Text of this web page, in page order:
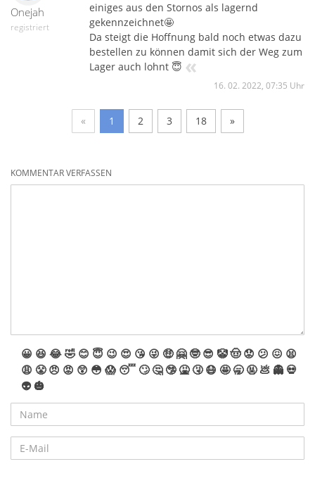
Onejah
registriert
einiges aus den Stornos als lagernd
gekennzeichnet🤩
Da steigt die Hoffnung bald noch etwas dazu
bestellen zu können damit sich der Weg zum
Lager auch lohnt 😇 «
16. 02. 2022, 07:35 Uhr
« 1 2 3 18 »
KOMMENTAR VERFASSEN
😀 😆 😂🤣 😊 😇 😉 😍 😘 😜 🤑 🤗 🤓 😎 🤡🤠 😟 😕 😖 😫
😩 😤 😠 😡 😲 😳 😱 😴 🙄 🤔 🤥 🤮 🤧 😷 🤩 🥱 🤬 💩 👻 💀
👽 🎃